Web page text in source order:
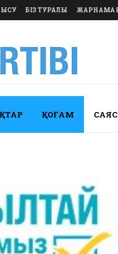
БІЗ ТУРАЛЫ ЖАРНАМА
ҚОҒАМ